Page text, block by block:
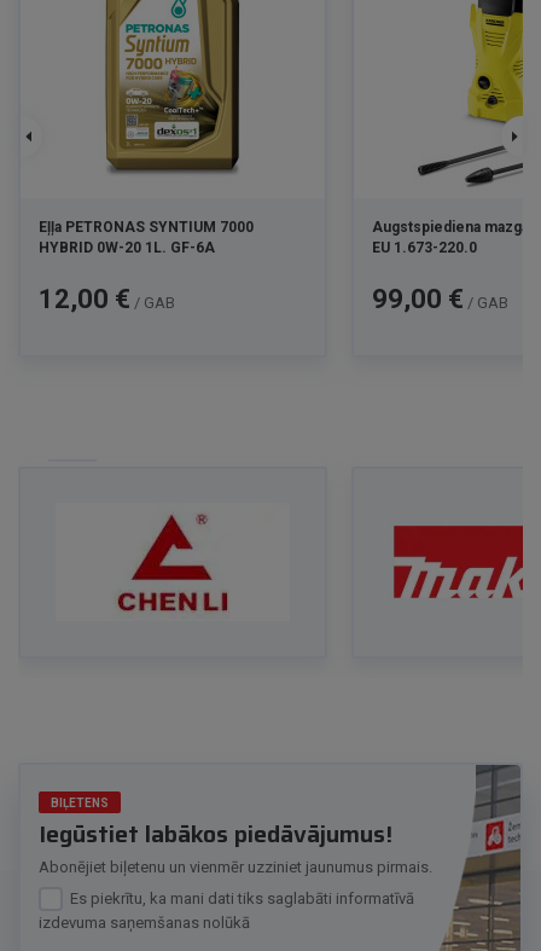
Eļļa PETRONAS SYNTIUM 7000
HYBRID 0W-20 1L. GF-6A
Cena
12,00 € / GAB
Augstspiediena
EU 1.673-220.0
Cena
99,00 € / GAB
BIĻETENS
Iegūstiet labākos piedāvājumus!
Abonējiet biļetenu un vienmēr uzziniet jaunumus pirmais.
Es piekrītu, ka mani dati tiks saglabāti informatīvā
izdevuma saņemšanas nolūkā